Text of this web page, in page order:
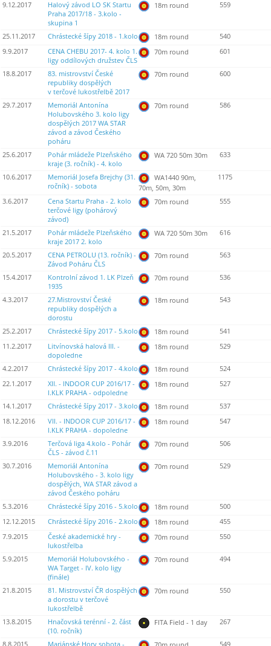
9.12.2017
Halový závod LO SK Startu
Praha 2017/18 - 3.kolo -
skupina 1
18m round 559
25.11.2017 Chrástecké šípy 2018 - 1.kolo 18m round
540
9.9.2017
CENA CHEBU 2017- 4. kolo 1.
ligy oddílových družstev ČLS
70m round 601
18.8.2017
83. mistrovství České
republiky dospělých
v terčové lukostřelbě 2017
70m round 600
29.7.2017
Memoriál Antonína
Holubovského 3. kolo ligy
dospělých 2017 WA STAR
závod a závod Českého
poháru
70m round 586
25.6.2017
Pohár mládeže Plzeňského
kraje (3. ročník) - 4. kolo
WA 720 50m 30m 633
10.6.2017
Memoriál Josefa Brejchy (31.
ročník) - sobota
WA1440 90m,
70m, 50m, 30m
1175
3.6.2017
Cena Startu Praha - 2. kolo
terčové ligy (pohárový
závod)
70m round 555
21.5.2017
Pohár mládeže Plzeňského
kraje 2017 2. kolo
WA 720 50m 30m 616
20.5.2017
CENA PETROLU (13. ročník) -
Závod Poháru ČLS
70m round 563
15.4.2017
Kontrolní závod 1. LK Plzeň
1935
70m round 536
4.3.2017
27.Mistrovství České
republiky dospělých a
dorostu
18m round 543
25.2.2017 Chrástecké šípy 2017 - 5.kolo 18m round
541
11.2.2017
Litvínovská halová III. -
dopoledne
18m round 529
4.2.2017 Chrástecké šípy 2017 - 4.kolo 18m round
524
22.1.2017
XII. - INDOOR CUP 2016/17 -
I.KLK PRAHA - odpoledne
18m round 527
14.1.2017 Chrástecké šípy 2017 - 3.kolo 18m round
537
18.12.2016
VII. - INDOOR CUP 2016/17 -
I.KLK PRAHA - dopoledne
18m round 547
3.9.2016
Terčová liga 4.kolo - Pohár
ČLS - závod č.11
70m round 506
30.7.2016
Memoriál Antonína
Holubovského - 3. kolo ligy
dospělých, WA STAR závod a
závod Českého poháru
70m round 529
5.3.2016 Chrástecké šípy 2016 - 5.kolo 18m round
500
12.12.2015
Chrástecké šípy 2016 - 2.kolo 18m round
455
7.9.2015
České akademické hry -
lukostřelba
70m round 550
5.9.2015
Memoriál Holubovského -
WA Target - IV. kolo ligy
(finále)
70m round 494
21.8.2015
81. Mistrovství ČR dospělých
a dorostu v terčové
lukostřelbě
70m round 550
13.8.2015
Hnačovská terénní - 2. část
(10. ročník)
FITA Field - 1 day 267
8.8.2015 Mariánské Hory sobota - 549